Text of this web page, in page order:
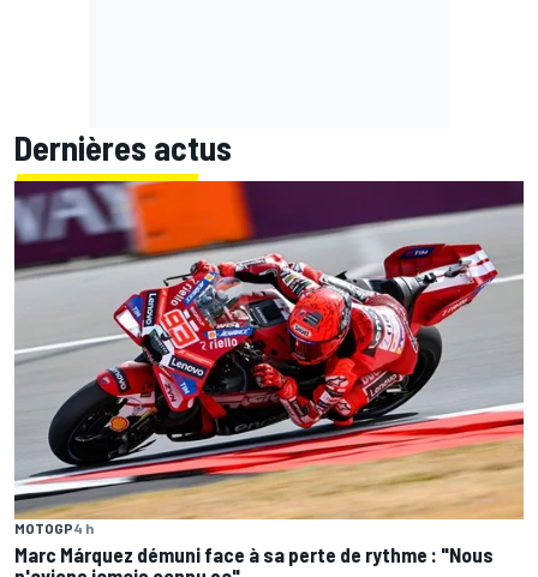
Dernières actus
MOTOGP4 h
Marc Márquez démuni face à sa perte de rythme : "Nous